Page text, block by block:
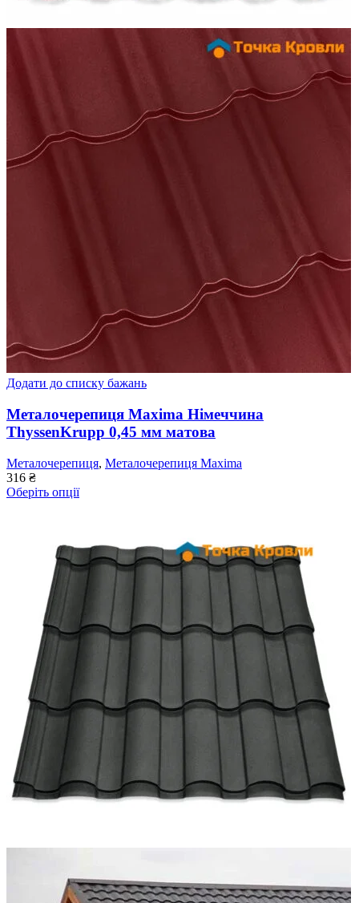
Додати до списку бажань
Металочерепиця Maxima Німеччина
ThyssenKrupp 0,45 мм матова
Металочерепиця, Металочерепиця Maxima
316 ₴
Оберіть опції